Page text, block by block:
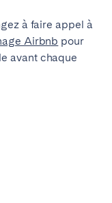
à faire appel à
Airbnb pour
avant chaque